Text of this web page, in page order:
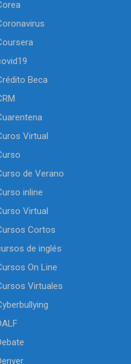
Beca
Virtual
de Verano
inline
Virtual
Cortos
de inglés
On Line
Virtuales